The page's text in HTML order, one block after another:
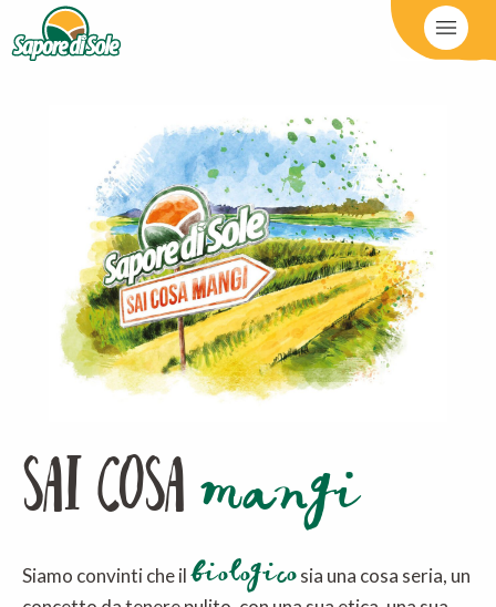
SAI COSAmangi
Siamo convinti che ilbiologicosia una cosa seria, un